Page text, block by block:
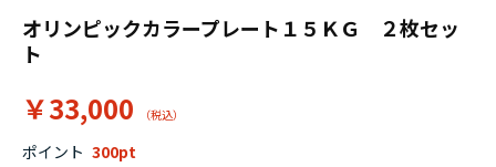
オリンピックカラープレート１５ＫＧ ２枚セッ
ト
￥33,000
ポイント 300